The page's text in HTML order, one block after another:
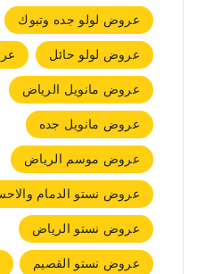
عروض لولو جده وتبوك
عروض لولو حائل
عروض مانويل الرياض
عروض مانويل جده
عروض موسم الرياض
عروض نستو الدمام
عروض نستو الرياض
عروض نستو القصيم